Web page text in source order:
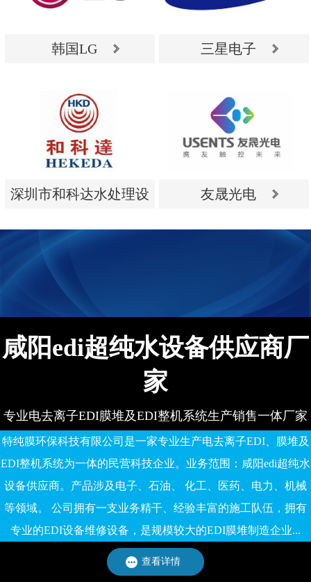
韩国LG
韩国LG
三星电子
三星电子
深圳市和科达水处理设
深圳市和科达水处理设
备有限公司
友晟光电
咸阳edi超纯水设备供应商厂
家
专业电去离子EDI膜堆及EDI整机系统生产销售一体厂家
特纯膜环保科技有限公司是一家专业生产电去离子EDI、膜堆及
EDI整机系统为一体的民营科技企业。业务范围：咸阳edi超纯水
设备供应商。产品涉及电子、石油、 化工、医药、电力、机械
等领域。 公司拥有一支业务精干、经验丰富的施工队伍，拥有
专业的EDI设备维修设备，是规模较大的EDI膜堆制造企业...
查看详情